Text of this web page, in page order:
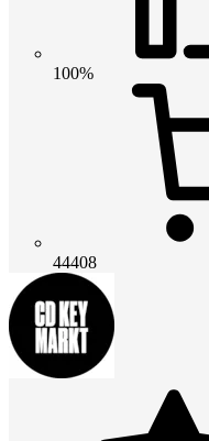
100%
44408